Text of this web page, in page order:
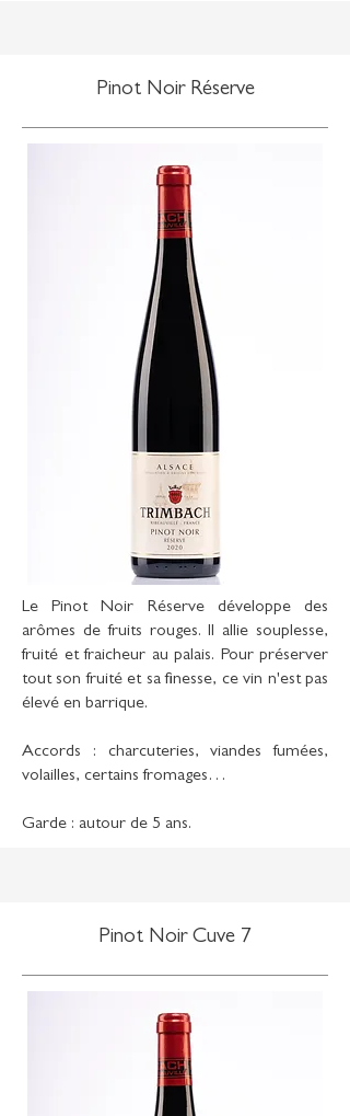
Pinot Noir Réserve
Le Pinot Noir Réserve développe des
arômes de fruits rouges. Il allie souplesse,
fruité et fraicheur au palais. Pour préserver
tout son fruité et sa finesse, ce vin n'est pas
élevé en barrique.
Accords : charcuteries, viandes fumées,
volailles, certains fromages…
Garde : autour de 5 ans.
Pinot Noir Cuve 7